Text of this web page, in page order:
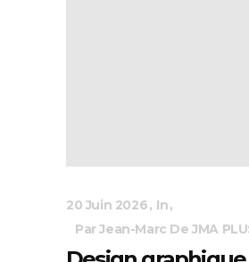
20 Juin 2026
In
Par Jean-Marc De JMA